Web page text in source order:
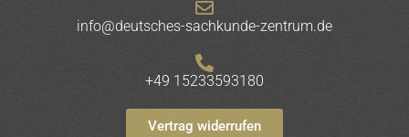
info@deutsches-sachkunde-zentrum.de
+49 15233593180
Vertrag widerrufen